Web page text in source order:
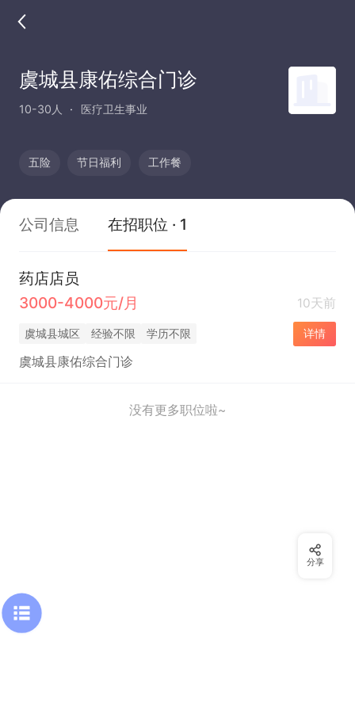
虞城县康佑综合门诊
10-30人 医疗卫生事业
五险 节日福利 工作餐
公司信息 在招职位 · 1
药店店员
3000-4000元/月
10天前
虞城县城区 经验不限 学历不限 详情
虞城县康佑综合门诊
没有更多职位啦~
分享